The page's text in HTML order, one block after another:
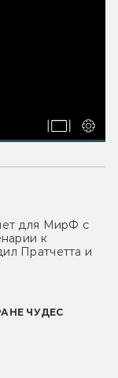
для МирФ с
к
Пратчетта и
ЧУДЕС